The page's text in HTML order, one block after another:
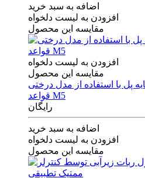
اضافه به سبد خرید
افزودن به لیست دلخواه
مقایسه این محصول
افزودن به لیست دلخواه
مقایسه این محصول
پل با استفاده از مدل درختی
قواعد M5
رایگان
اضافه به سبد خرید
افزودن به لیست دلخواه
مقایسه این محصول